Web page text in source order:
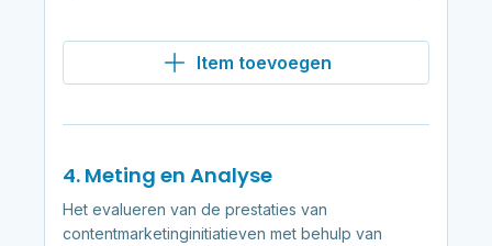
Item toevoegen
4. Meting en Analyse
Het evalueren van de prestaties van
contentmarketinginitiatieven met behulp van